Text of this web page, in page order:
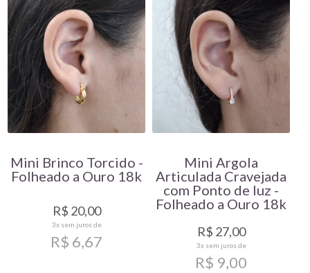
Mini Brinco Torcido -
Folheado a Ouro 18k
R$ 20,00
3xsem juros de
R$ 6,67
Mini Argola
Articulada Cravejada
com Ponto de luz -
Folheado a Ouro 18k
R$ 27,00
3xsem juros de
R$ 9,00